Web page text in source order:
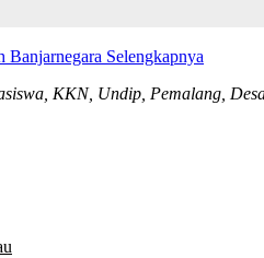
Banjarnegara Selengkapnya
KKN, Undip, Pemalang,